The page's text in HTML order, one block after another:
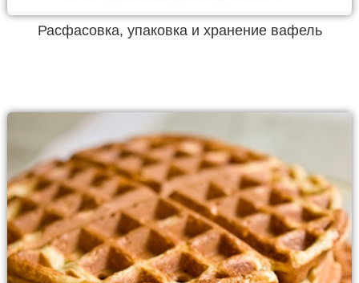
Расфасовка, упаковка и хранение вафель